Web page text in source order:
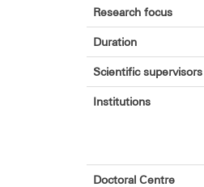
Research focus
Duration
Scientific
Institutions
Doctoral Centre